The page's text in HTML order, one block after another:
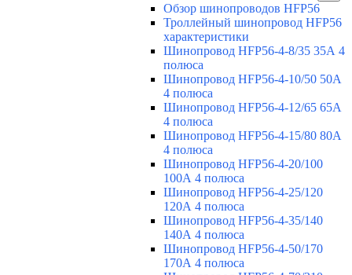
Обзор шинопроводов HFP56
Троллейный шинопровод HFP56
характеристики
Шинопровод HFP56-4-8/35 35А 4
полюса
Шинопровод HFP56-4-10/50 50А
4 полюса
Шинопровод HFP56-4-12/65 65А
4 полюса
Шинопровод HFP56-4-15/80 80А
4 полюса
Шинопровод HFP56-4-20/100
100А 4 полюса
Шинопровод HFP56-4-25/120
120А 4 полюса
Шинопровод HFP56-4-35/140
140А 4 полюса
Шинопровод HFP56-4-50/170
170А 4 полюса